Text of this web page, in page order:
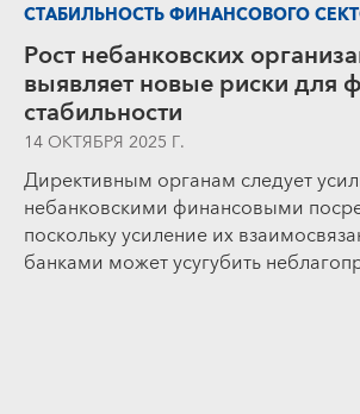
СТАБИЛЬНОСТЬ ФИНАНСОВОГО
Рост небанковских
выявляет новые риски для
стабильности
14 ОКТЯБРЯ 2025 Г.
Директивным органам следует
небанковскими финансовыми
поскольку усиление их
банками может усугубить